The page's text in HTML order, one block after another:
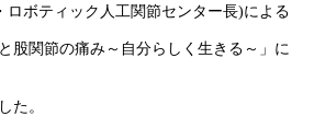
ロボティック人工関節センター長)による
股関節の痛み～自分らしく生きる～」に
た。